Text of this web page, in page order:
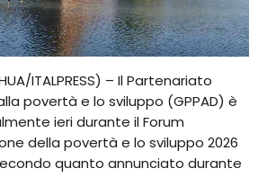
ITALPRESS) – Il Partenariato
povertà e lo sviluppo (GPPAD) è
ieri durante il Forum
della povertà e lo sviluppo 2026
quanto annunciato durante